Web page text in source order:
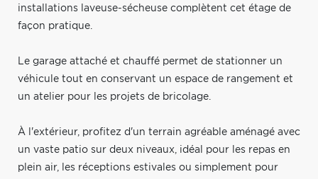
installations laveuse-sécheuse complètent cet étage de
façon pratique.
Le garage attaché et chauffé permet de stationner un
véhicule tout en conservant un espace de rangement et
un atelier pour les projets de bricolage.
À l'extérieur, profitez d'un terrain agréable aménagé avec
un vaste patio sur deux niveaux, idéal pour les repas en
plein air, les réceptions estivales ou simplement pour